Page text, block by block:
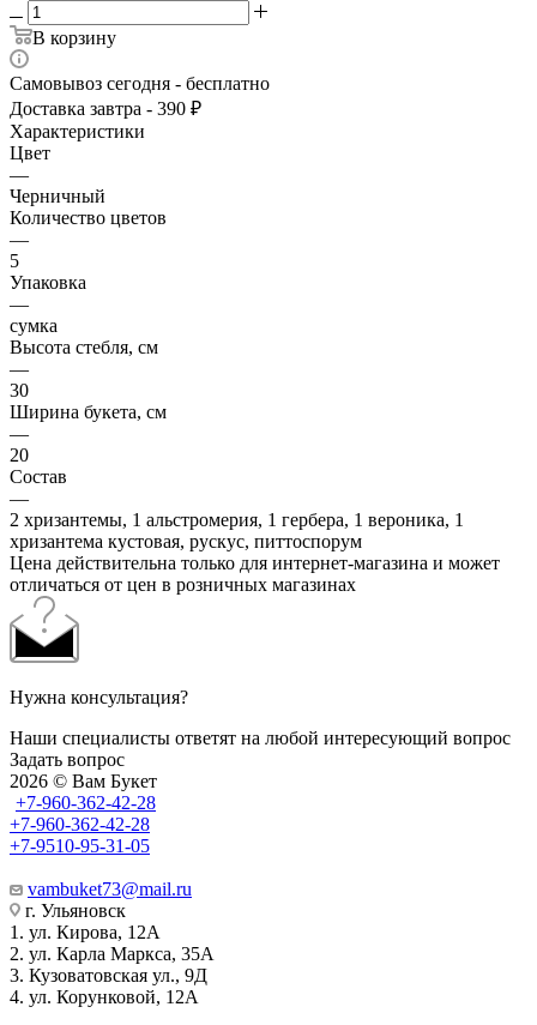
В корзину
Самовывоз сегодня - бесплатно
Доставка завтра - 390 ₽
Характеристики
Цвет
—
Черничный
Количество цветов
—
5
Упаковка
—
сумка
Высота стебля, см
—
30
Ширина букета, см
—
20
Состав
—
2 хризантемы, 1 альстромерия, 1 гербера, 1 вероника, 1
хризантема кустовая, рускус, питтоспорум
Цена действительна только для интернет-магазина и может
отличаться от цен в розничных магазинах
Нужна консультация?
Наши специалисты ответят на любой интересующий вопрос
Задать вопрос
2026 © Вам Букет
+7-960-362-42-28
+7-960-362-42-28
+7-9510-95-31-05
vambuket73@mail.ru
г. Ульяновск
1. ул. Кирова, 12А
2. ул. Карла Маркса, 35А
3. Кузоватовская ул., 9Д
4. ул. Корунковой, 12А